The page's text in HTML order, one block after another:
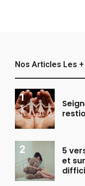
Nos Articles Les
5
et